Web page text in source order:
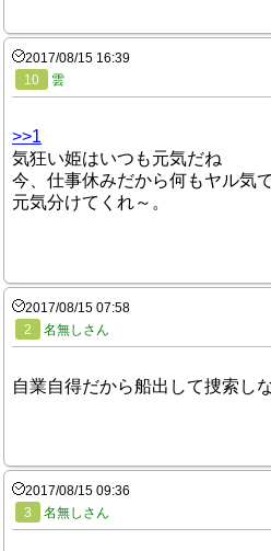
2017/08/15 16:39
10
雲
>>1
気狂い姫はいつも元気だね
今、仕事休みだから何もヤル気
元気分けてくれ～。
2017/08/15 07:58
2
名無しさん
自業自得だから船出して捜索し
2017/08/15 09:36
3
名無しさん